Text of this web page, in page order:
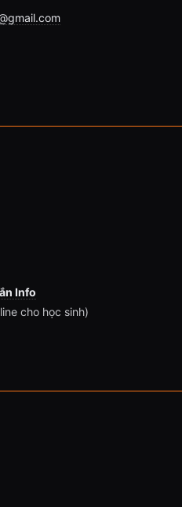
Info
cho học sinh)